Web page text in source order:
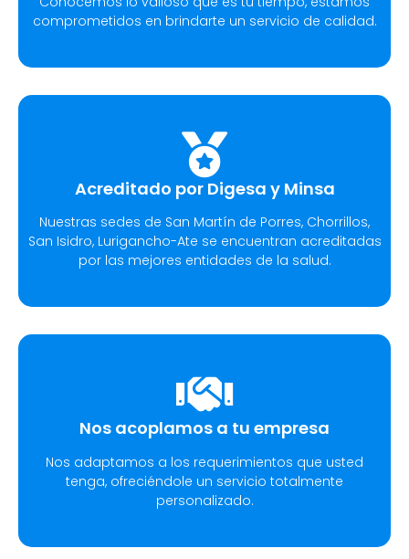
comprometidos en brindarte un servicio de calidad.
Acreditado por Digesa y Minsa​
Nuestras sedes de San Martín de Porres, Chorrillos,
San Isidro, Lurigancho-Ate se encuentran acreditadas
por las mejores entidades de la salud.
Nos acoplamos a tu empresa
Nos adaptamos a los requerimientos que usted
tenga, ofreciéndole un servicio totalmente
personalizado.